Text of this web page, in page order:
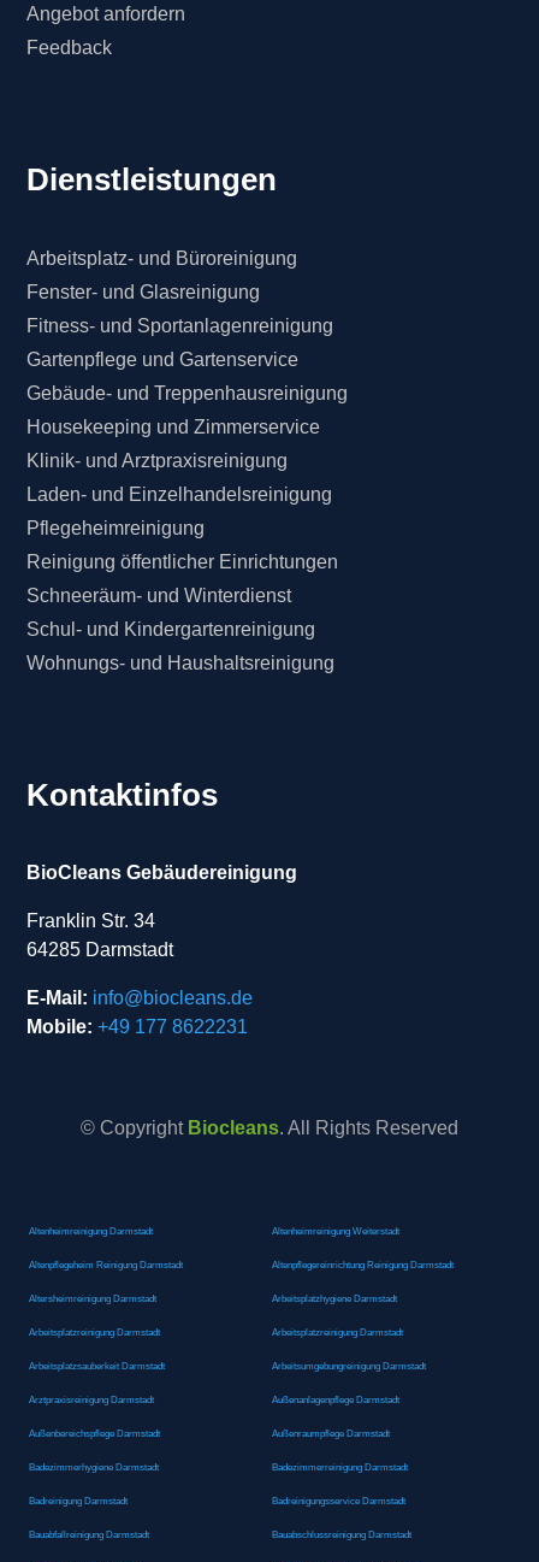
Angebot anfordern
Feedback
Dienstleistungen
Arbeitsplatz- und Büroreinigung
Fenster- und Glasreinigung
Fitness- und Sportanlagenreinigung
Gartenpflege und Gartenservice
Gebäude- und Treppenhausreinigung
Housekeeping und Zimmerservice
Klinik- und Arztpraxisreinigung
Laden- und Einzelhandelsreinigung
Pflegeheimreinigung
Reinigung öffentlicher Einrichtungen
Schneeräum- und Winterdienst
Schul- und Kindergartenreinigung
Wohnungs- und Haushaltsreinigung
Kontaktinfos
BioCleans Gebäudereinigung
Franklin Str. 34
64285 Darmstadt
E-Mail: info@biocleans.de
Mobile: +49 177 8622231
© Copyright Biocleans. All Rights Reserved
Altenheimreinigung Darmstadt Altenheimreinigung Weiterstadt
Altenpflegeheim Reinigung Darmstadt Altenpflegereinrichtung Reinigung Darmstadt
Altersheimreinigung Darmstadt Arbeitsplatzhygiene Darmstadt
Arbeitsplatzreinigung Darmstadt Arbeitsplatzreinigung Darmstadt
Arbeitsplatzsauberkeit Darmstadt Arbeitsumgebungreinigung Darmstadt
Arztpraxisreinigung Darmstadt Außenanlagenpflege Darmstadt
Außenbereichspflege Darmstadt Außenraumpflege Darmstadt
Badezimmerhygiene Darmstadt Badezimmerreinigung Darmstadt
Badreinigung Darmstadt Badreinigungsservice Darmstadt
Bauabfallreinigung Darmstadt Bauabschlussreinigung Darmstadt